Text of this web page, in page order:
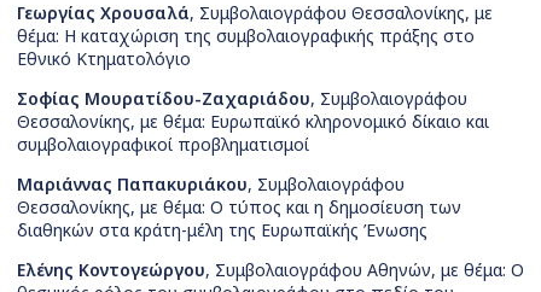
Γεωργίας Χρουσαλά, Συμβολαιογράφου Θεσσαλονίκης, με
θέμα: Η καταχώριση της συμβολαιογραφικής πράξης στο
Εθνικό Κτηματολόγιο
Σοφίας Μουρατίδου-Ζαχαριάδου, Συμβολαιογράφου
Θεσσαλονίκης, με θέμα: Ευρωπαϊκό κληρονομικό δίκαιο και
συμβολαιογραφικοί προβληματισμοί
Μαριάννας Παπακυριάκου, Συμβολαιογράφου
Θεσσαλονίκης, με θέμα: Ο τύπος και η δημοσίευση των
διαθηκών στα κράτη-μέλη της Ευρωπαϊκής Ένωσης
Ελένης Κοντογεώργου, Συμβολαιογράφου Αθηνών, με θέμα: Ο